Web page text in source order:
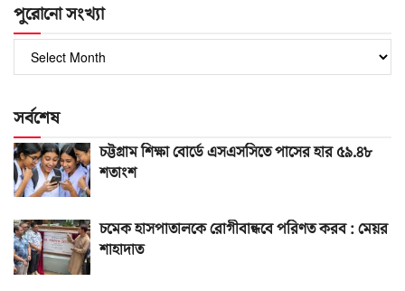
পুরোনো সংখ্যা
সংখ্যা
সর্বশেষ
চট্টগ্রাম শিক্ষা বোর্ডে এসএসসিতে পাসের হার ৫৯.৪৮
শতাংশ
চমেক হাসপাতালকে রোগীবান্ধবে পরিণত করব : মেয়র
শাহাদাত